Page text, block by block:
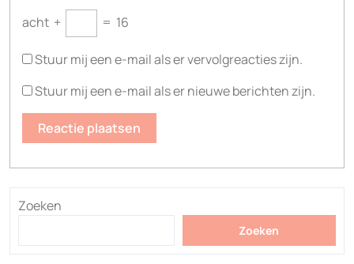
acht + = 16
Stuur mij een e-mail als er vervolgreacties zijn.
Stuur mij een e-mail als er nieuwe berichten zijn.
Zoeken
Zoeken